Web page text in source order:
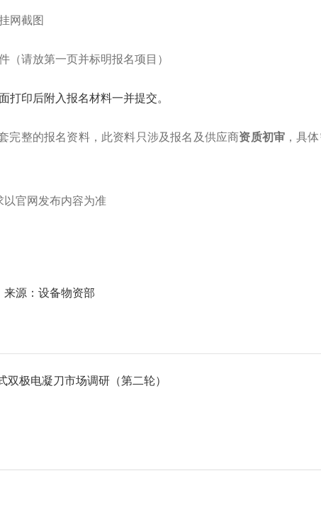
网截图
（请放第一页并标明报名项目）
打印后附入报名材料一并提交。
完整的报名资料，此资料只涉及报名及供应商资质初审 ，具
以官网发布内容为准
来源：设备物资部
双极电凝刀市场调研（第二轮）